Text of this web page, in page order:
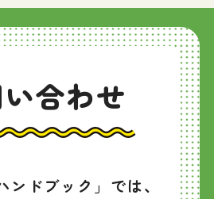
合わせ
ンドブック」では、